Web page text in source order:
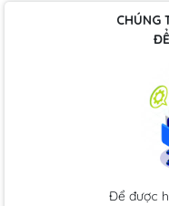
CHÚNG
Để được